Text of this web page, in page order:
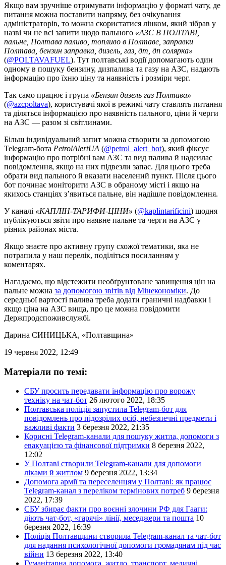
Якщо вам зручніше отримувати інформацію у форматі чату, де
питання можна поставити напряму, без очікування
адміністраторів, то можна скористатися лінком, який зібрав у
назві чи не всі запити щодо пального «АЗС В ПОЛТАВІ,
пальне, Полтава паливо, топливо в Полтаве, заправки
Полтава, бензин заправка, дизель, газ, дт, дп солярка»
(@POLTAVAFUEL). Тут полтавські водії допомагають один
одному в пошуку бензину, дизпалива та газу на АЗС, надають
інформацію про їхню ціну та наявність і розміри черг.
Так само працює і група «Бензин дизель газ Полтава»
(@azcpoltava), користувачі якої в режимі чату ставлять питання
та діляться інформацією про наявність пального, ціни й черги
на АЗС — разом зі світлинами.
Більш індивідуальний запит можна створити за допомогою
Telegram-бота PetrolAlertUA (@petrol_alert_bot), який фіксує
інформацію про потрібні вам АЗС та вид палива й надсилає
повідомлення, якщо на них підвезли запас. Для цього треба
обрати вид пального й вказати населений пункт. Після цього
бот починає моніторити АЗС в обраному місті і якщо на
якихось станціях з’явиться пальне, він надішле повідомлення.
У каналі «КАПЛІН-ТАРИФИ-ЦІНИ» (@kaplintarificini) щодня
публікуються звіти про наявне пальне та черги на АЗС у
різних районах міста.
Якщо знаєте про активну групу схожої тематики, яка не
потрапила у наш перелік, поділіться посиланням у
коментарях.
Нагадаємо, що відстежити необґрунтоване завищення цін на
пальне можна за допомогою звітів від Мінекономіки. До
середньої вартості палива треба додати граничні надбавки і
якщо ціна на АЗС вища, про це можна повідомити
Держпродспоживслужбі.
Дарина СИНИЦЬКА, «Полтавщина»
19 червня 2022, 12:49
Матеріали по темі:
СБУ просить передавати інформацію про ворожу
техніку на чат-бот 26 лютого 2022, 18:35
Полтавська поліція запустила Telegram-бот для
повідомлень про підозрілих осіб, небезпечні предмети і
важливі факти 3 березня 2022, 21:35
Корисні Telegram-канали для пошуку житла, допомоги з
евакуацією та фінансової підтримки 8 березня 2022,
12:02
У Полтаві створили Telegram-канали для допомоги
ліками й житлом 9 березня 2022, 13:34
Допомога армії та переселенцям у Полтаві: як працює
Telegram-канал з переліком термінових потреб 9 березня
2022, 17:39
СБУ збирає факти про воєнні злочини РФ для Гааги:
діють чат-бот, «гарячі» лінії, меседжери та пошта 10
березня 2022, 16:39
Поліція Полтавщини створила Telegram-канал та чат-бот
для надання психологічної допомоги громадянам під час
війни 13 березня 2022, 13:40